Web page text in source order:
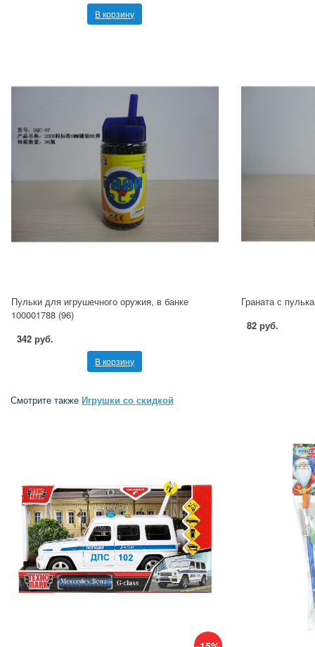
В корзину
Пульки для игрушечного оружия, в банке
100001788 (96)
342 руб.
В корзину
Граната с
82 руб.
Смотрите также Игрушки со скидкой